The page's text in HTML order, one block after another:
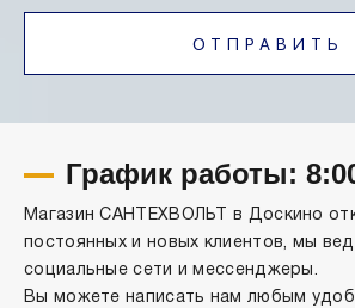
ОТПРАВИТЬ
График работы:
Магазин САНТЕХВОЛЬТ в Доскино
постоянных и новых клиентов, мы
социальные сети и мессенджеры.
Вы можете написать нам любым